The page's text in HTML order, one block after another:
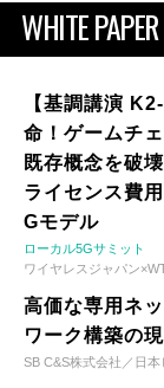
WHITE PAPER
【基調講演
命！ゲームチ
既存概念を破
ライセンス費
Gモデル
ローカル5Gサミット
ワイヤレスジャパン
高価な専用ネ
ワーク構築の
SB C&S株式会社／日